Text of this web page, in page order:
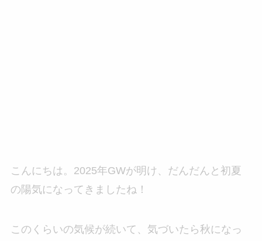
こんにちは。2025年GWが明け、だんだんと初夏
の陽気になってきましたね！
このくらいの気候が続いて、気づいたら秋になっ